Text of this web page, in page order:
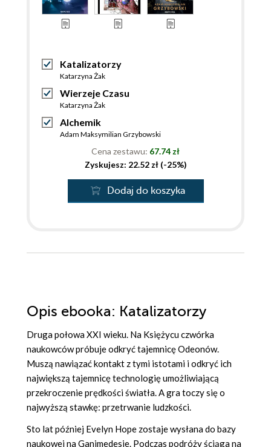
Katalizatorzy
Katarzyna Żak
Wierzeje Czasu
Katarzyna Żak
Alchemik
Adam Maksymilian Grzybowski
Cena zestawu: 67.74 zł
Zyskujesz: 22.52 zł (-25%)
Dodaj do koszyka
Opis ebooka: Katalizatorzy
Druga połowa XXI wieku. Na Księżycu czwórka
naukowców próbuje odkryć tajemnicę Odeonów.
Muszą nawiązać kontakt z tymi istotami i odkryć ich
największą tajemnicę technologię umożliwiającą
przekroczenie prędkości światła. A gra toczy się o
najwyższą stawkę: przetrwanie ludzkości.
Sto lat później Evelyn Hope zostaje wysłana do bazy
naukowej na Ganimedesie. Podczas podróży ściąga na